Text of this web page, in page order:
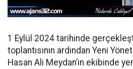
1 Eylül 2024 tarihinde
toplantısının ardından Yeni
Hasan Ali Meydan’ın ekibinde